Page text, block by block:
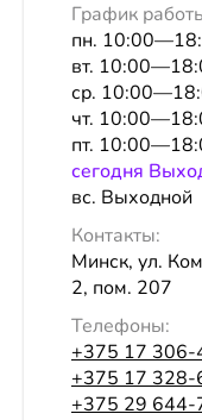
График
пн.
вт.
ср.
чт.
пт.
сeгодня
вс. Выходной
Контакты:
Минск, ул.
2, пом. 207
Телефоны:
+375 17 306-
+375 17 328-
+375 29 644-